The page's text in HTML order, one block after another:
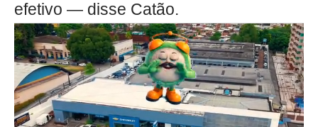
efetivo — disse Catão.